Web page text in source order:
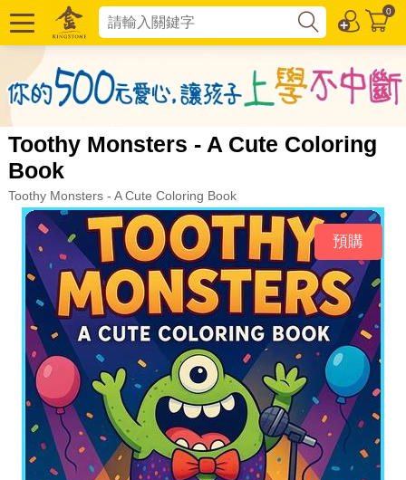
0
Toothy Monsters - A Cute Coloring
Book
Toothy Monsters - A Cute Coloring Book
預購